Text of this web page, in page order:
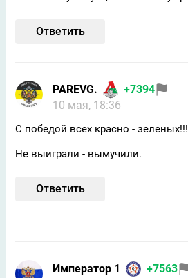
Ответить
PAREVG.
+7394
10 мая, 18:36
С победой всех красно - зеленых!!!
Не выиграли - вымучили.
Ответить
Император 1
+7563